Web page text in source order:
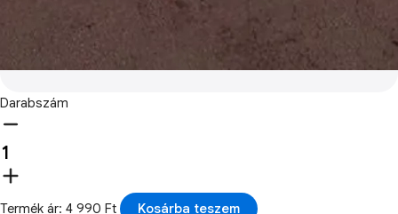
Darabszám
Termék ár: 4 990 Ft
Kosárba teszem